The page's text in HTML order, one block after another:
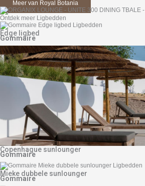
Meer van Royal Botania
Ontdek meer Ligbedden
Edge ligbed
Gommaire
Copenhague sunlounger
Gommaire
Mieke dubbele sunlounger
Gommaire